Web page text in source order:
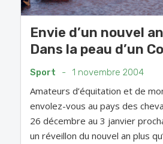
Envie d’un nouvel
Dans la peau d’un
Sport - 1 novembre 2004
Amateurs d’équitation et de
envolez-vous au pays des
26 décembre au 3 janvier
un réveillon du nouvel an plus